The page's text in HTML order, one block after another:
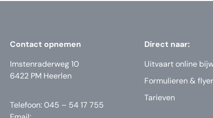
Contact opnemen
Imstenraderweg 10
6422 PM Heerlen
Telefoon: 045 – 54 17 755
Direct naar:
Uitvaart online
Formulieren &
Tarieven